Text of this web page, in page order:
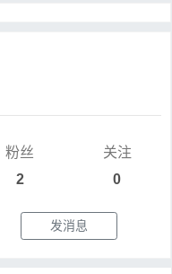
粉丝
2
关注
0
发消息